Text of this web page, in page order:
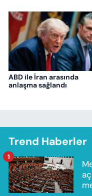
ABD ile İran arasında
anlaşma sağlandı
Trend Haberler
1